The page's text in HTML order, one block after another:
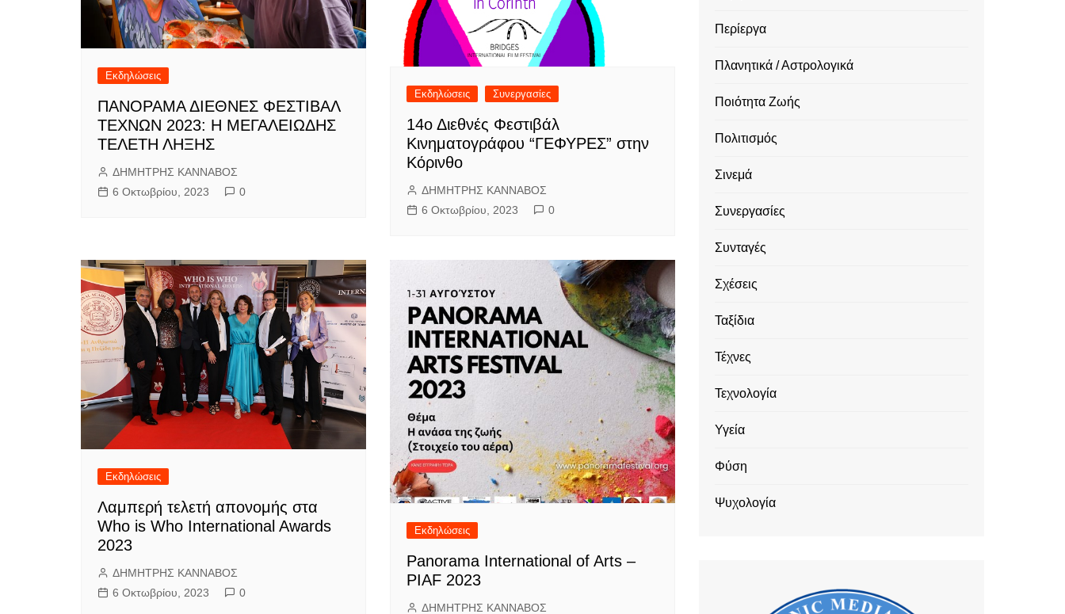
Εκδηλώσεις
ΠΑΝΟΡΑΜΑ ΔΙΕΘΝΕΣ ΦΕΣΤΙΒΑΛ
ΤΕΧΝΩΝ 2023: Η ΜΕΓΑΛΕΙΩΔΗΣ
ΤΕΛΕΤΗ ΛΗΞΗΣ
ΔΗΜΗΤΡΗΣ ΚΑΝΝΑΒΟΣ
6 Οκτωβρίου, 2023
0
Εκδηλώσεις Συνεργασίες
14ο Διεθνές Φεστιβάλ
Κινηματογράφου “ΓΕΦΥΡΕΣ” στην
Κόρινθο
ΔΗΜΗΤΡΗΣ ΚΑΝΝΑΒΟΣ
6 Οκτωβρίου, 2023
0
Εκδηλώσεις
Λαμπερή τελετή απονομής στα
Who is Who International Awards
2023
ΔΗΜΗΤΡΗΣ ΚΑΝΝΑΒΟΣ
6 Οκτωβρίου, 2023
0
Εκδηλώσεις
Panorama International of Arts –
PIAF 2023
ΔΗΜΗΤΡΗΣ ΚΑΝΝΑΒΟΣ
Περίεργα
Πλανητικά / Αστρολογικά
Ποιότητα Ζωής
Πολιτισμός
Σινεμά
Συνεργασίες
Συνταγές
Σχέσεις
Ταξίδια
Τέχνες
Τεχνολογία
Υγεία
Φύση
Ψυχολογία